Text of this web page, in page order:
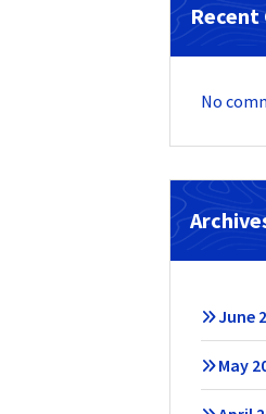
Recent
No
June
May